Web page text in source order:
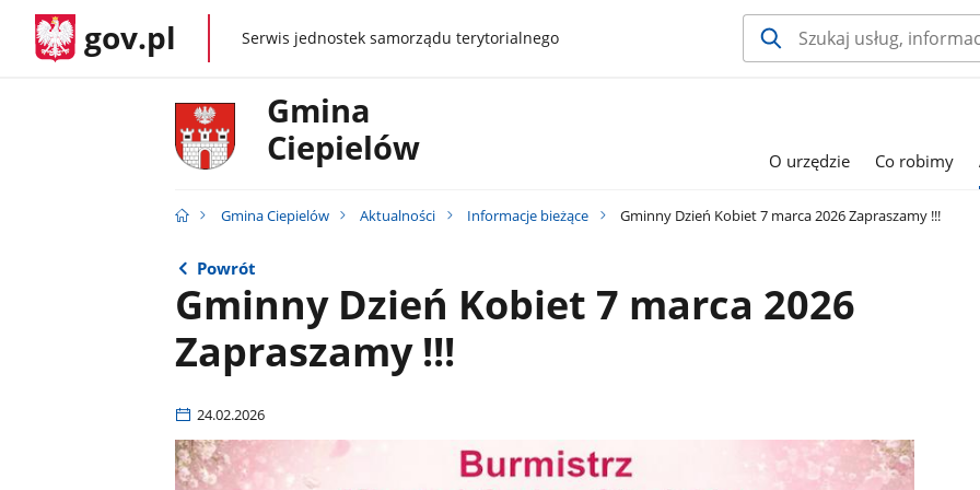
gov.pl gov.plSerwis jednostek samorządu terytorialnego
Gmina
Ciepielów
O urzędzie Co robimy
Gmina Ciepielów Aktualności Informacje bieżące Gminny Dzień Kobiet 7 marca 2026 Zapraszamy !!!
Powrót
Gminny Dzień Kobiet 7 marca 2026
Zapraszamy !!!
24.02.2026